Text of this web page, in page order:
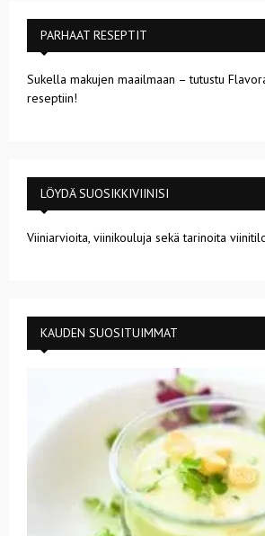
PARHAAT RESEPTIT
Sukella makujen maailmaan – tutustu
reseptiin!
LÖYDÄ SUOSIKKIVIINISI
Viiniarvioita, viinikouluja sekä tarinoita
KAUDEN SUOSITUIMMAT